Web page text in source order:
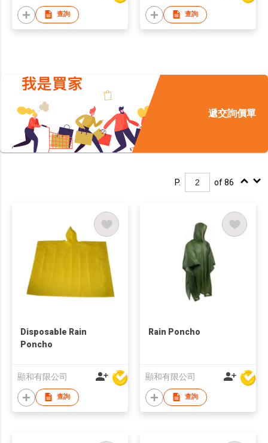
查詢 查詢
遞交詢價單
P. of 86
Disposable Rain
Poncho
顯和有限公司
查詢
Rain Poncho
顯和有限公司
查詢